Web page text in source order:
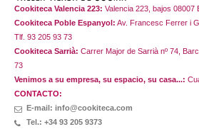
Cookiteca Valencia 223: Valencia 223, bajos 08007
Cookiteca Poble Espanyol: Av. Francesc Ferrer i
Tlf. 93 205 93 73
Cookiteca Sarrià: Carrer Major de Sarrià nº 74,
73
Venimos a su empresa, su espacio, su casa...:
CONTACTO:
E-mail: info@cookiteca.com
Tel.: +34 93 205 9373